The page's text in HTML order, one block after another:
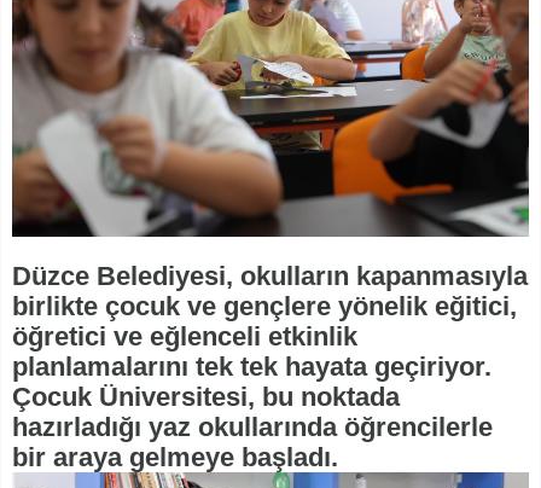
Düzce Belediyesi, okulların kapanmasıyla
birlikte çocuk ve gençlere yönelik eğitici,
öğretici ve eğlenceli etkinlik
planlamalarını tek tek hayata geçiriyor.
Çocuk Üniversitesi, bu noktada
hazırladığı yaz okullarında öğrencilerle
bir araya gelmeye başladı.